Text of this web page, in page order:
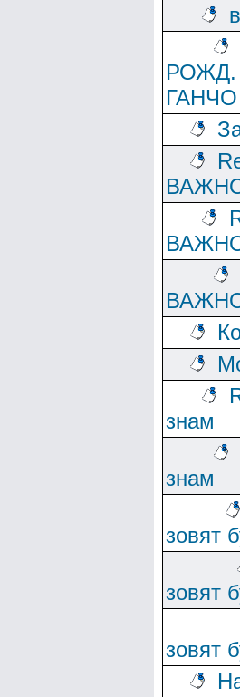
знам
знам
зовят
зовят
зовят